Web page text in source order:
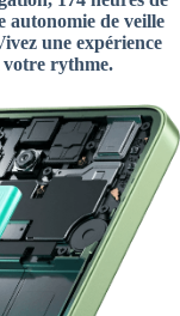
autonomie de veille
une expérience
votre rythme.